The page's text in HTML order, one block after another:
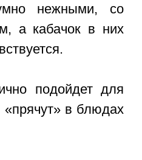
нежными, со
а кабачок в них
подойдет для
в блюдах